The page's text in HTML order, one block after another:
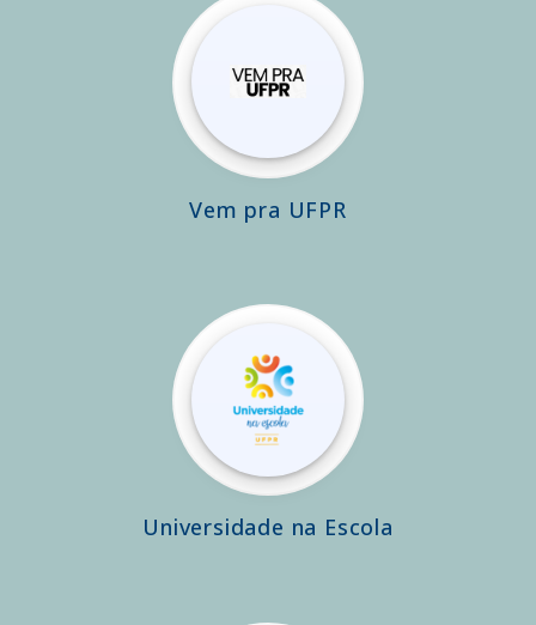
Vem pra UFPR
Universidade na Escola